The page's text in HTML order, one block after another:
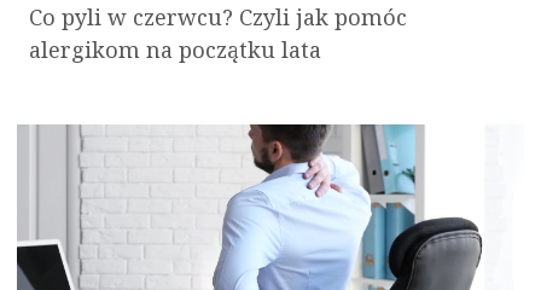
Co pyli w czerwcu? Czyli jak pomóc
alergikom na początku lata